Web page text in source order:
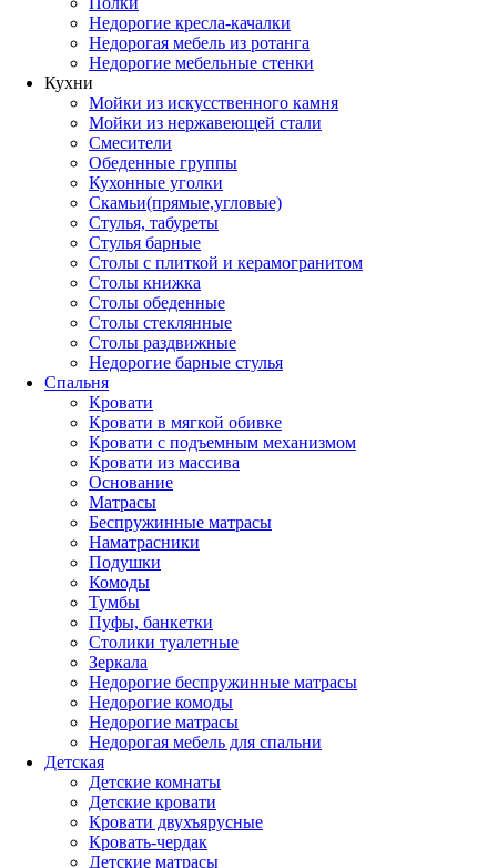
Недорогие кресла-качалки
Недорогая мебель из ротанга
Недорогие мебельные стенки
Кухни
Мойки из искусственного камня
Мойки из нержавеющей стали
Смесители
Обеденные группы
Кухонные уголки
Скамьи(прямые,угловые)
Стулья, табуреты
Стулья барные
Столы с плиткой и керамогранитом
Столы книжка
Столы обеденные
Столы стеклянные
Столы раздвижные
Недорогие барные стулья
Спальня
Кровати
Кровати в мягкой обивке
Кровати с подъемным механизмом
Кровати из массива
Основание
Матрасы
Беспружинные матрасы
Наматрасники
Подушки
Комоды
Тумбы
Пуфы, банкетки
Столики туалетные
Зеркала
Недорогие беспружинные матрасы
Недорогие комоды
Недорогие матрасы
Недорогая мебель для спальни
Детская
Детские комнаты
Детские кровати
Кровати двухъярусные
Кровать-чердак
Детские матрасы